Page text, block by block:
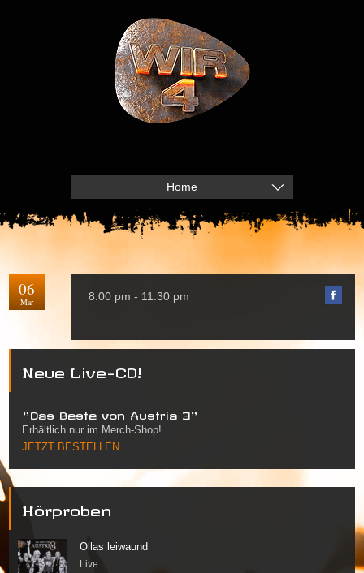
Home
06
Mar 8:00 pm - 11:30 pm
Neue Live-CD!
"Das Beste von Austria 3"
Erhältlich nur im Merch-Shop!
JETZT BESTELLEN
Hörproben
Ollas leiwaund
Live